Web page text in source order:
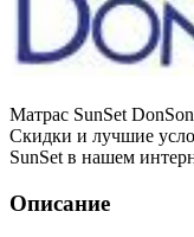
Матрас SunSet
Скидки и лучшие
SunSet в нашем
Описание